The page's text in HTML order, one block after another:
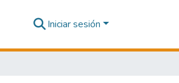
Iniciar sesión